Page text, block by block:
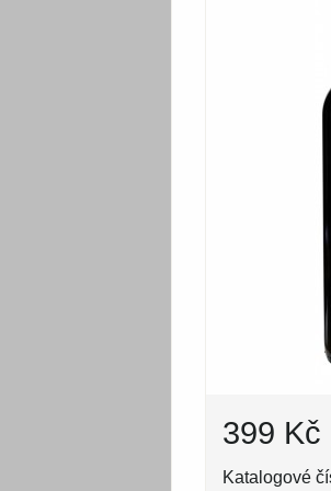
399 Kč
Katalogové